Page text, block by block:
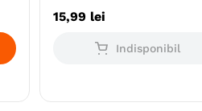
15,99 lei
Indisponibil